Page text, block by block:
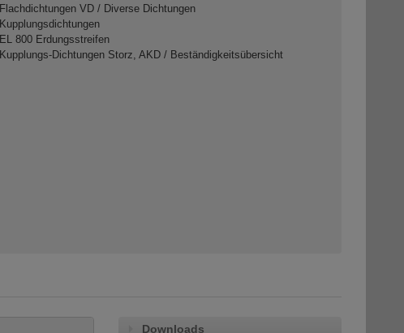
Flachdichtungen VD / Diverse Dichtungen
Kupplungsdichtungen
EL 800 Erdungsstreifen
Kupplungs-Dichtungen Storz, AKD / Beständigkeitsübersicht
Downloads